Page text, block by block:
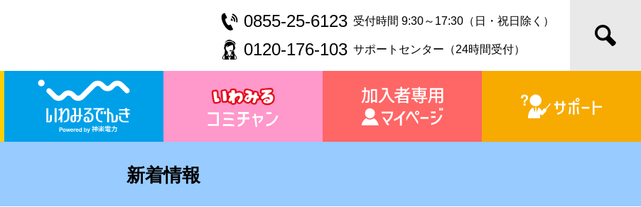
0855-25-6123 受付時間 9:30～17:30（日・祝日除く）
0120-176-103 サポートセンター（24時間受付）
新着情報